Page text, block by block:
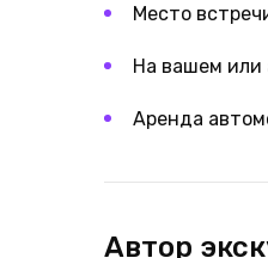
Место
На вашем или
Аренда
Автор